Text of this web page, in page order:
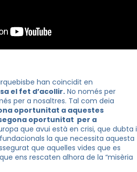
han coincidit en
el fet d’acollir. No només per
per a nosaltres. Tal com deia
oportunitat a aquestes
oportunitat per a
que avui està en crisi, que dubta i
la que necessita aquesta
que aquelles vides que es
ens rescaten alhora de la “misèria